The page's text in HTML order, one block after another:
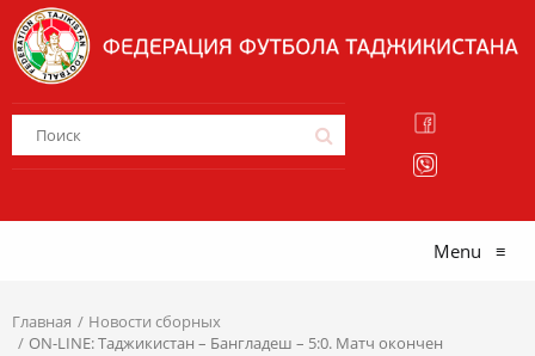
Menu ≡
Главная
Новости сборных
ON-LINE: Таджикистан – Бангладеш – 5:0. Матч окончен